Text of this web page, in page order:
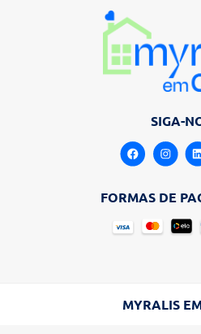
SIGA-
FORMAS DE
MYRALIS